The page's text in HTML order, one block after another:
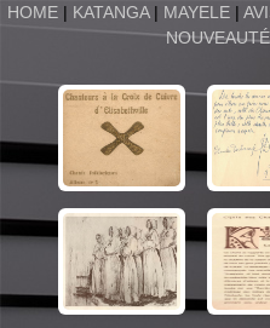
HOME | KATANGA| MAYELE|